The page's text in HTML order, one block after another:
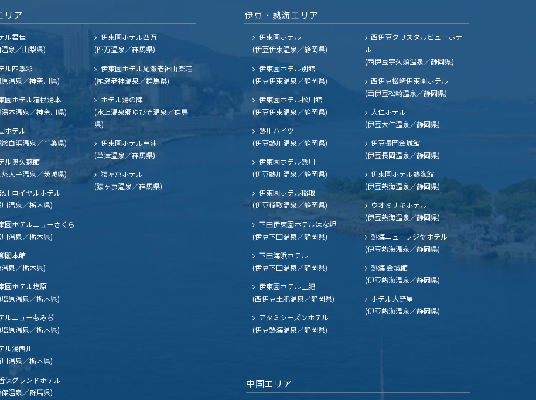
リア
ル君佳
泉／山梨県)
ル四季彩
温泉／神奈川県)
園ホテル箱根湯本
本温泉／神奈川県)
ホテル
白浜温泉／千葉県)
ル奥久慈館
大子温泉／茨城県)
川ロイヤルホテル
温泉／栃木県)
園ホテルニューさくら
温泉／栃木県)
閣本館
泉／栃木県)
園ホテル塩原
原温泉／栃木県)
ルニューもみぢ
原温泉／栃木県)
ル湯西川
温泉／栃木県)
保グランドホテル
温泉／群馬県)
伊東園ホテル四万
(四万温泉／群馬県)
伊東園ホテル尾瀬老神山楽荘
(尾瀬老神温泉／群馬県)
ホテル湯の陣
(水上温泉郷ゆびそ温泉／群馬
県)
伊東園ホテル草津
(草津温泉／群馬県)
猿ヶ京ホテル
(猿ヶ京温泉／群馬県)
伊豆・熱海エリア
伊東園ホテル
(伊豆伊東温泉／静岡県)
伊東園ホテル別館
(伊豆伊東温泉／静岡県)
伊東園ホテル松川館
(伊豆伊東温泉／静岡県)
熱川ハイツ
(伊豆熱川温泉／静岡県)
伊東園ホテル熱川
(伊豆熱川温泉／静岡県)
伊東園ホテル稲取
(伊豆稲取温泉／静岡県)
下田伊東園ホテルはな岬
(伊豆下田温泉／静岡県)
下田海浜ホテル
(伊豆下田温泉／静岡県)
伊東園ホテル土肥
(西伊豆土肥温泉／静岡県)
西伊豆クリスタルビューホテ
ル
(西伊豆宇久須温泉／静岡県)
西伊豆松崎伊東園ホテル
(西伊豆松崎温泉／静岡県)
大仁ホテル
(伊豆大仁温泉／静岡県)
伊豆長岡金城館
(伊豆長岡温泉／静岡県)
伊東園ホテル熱海館
(伊豆熱海温泉／静岡県)
ウオミサキホテル
(伊豆熱海温泉／静岡県)
熱海ニューフジヤホテル
(伊豆熱海温泉／静岡県)
熱海 金城館
(伊豆熱海温泉／静岡県)
ホテル大野屋
(伊豆熱海温泉／静岡県)
アタミシーズンホテル
(伊豆熱海温泉／静岡県)
中国エリア